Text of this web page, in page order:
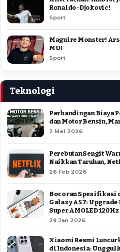
Ronaldo-Djokovic!
Sport
Maguire Monster!
MU!
Sport
Teknologi
Perbandingan Biaya
dan Motor Bensin,
2 Mei 2026
Perebutan Sengit
Naikkan Taruhan,
26 Feb 2026
Bocoran Spesifikasi
Galaxy A57: Upgrade
Super AMOLED 120Hz
29 Jan 2026
Xiaomi Resmi
di Indonesia: